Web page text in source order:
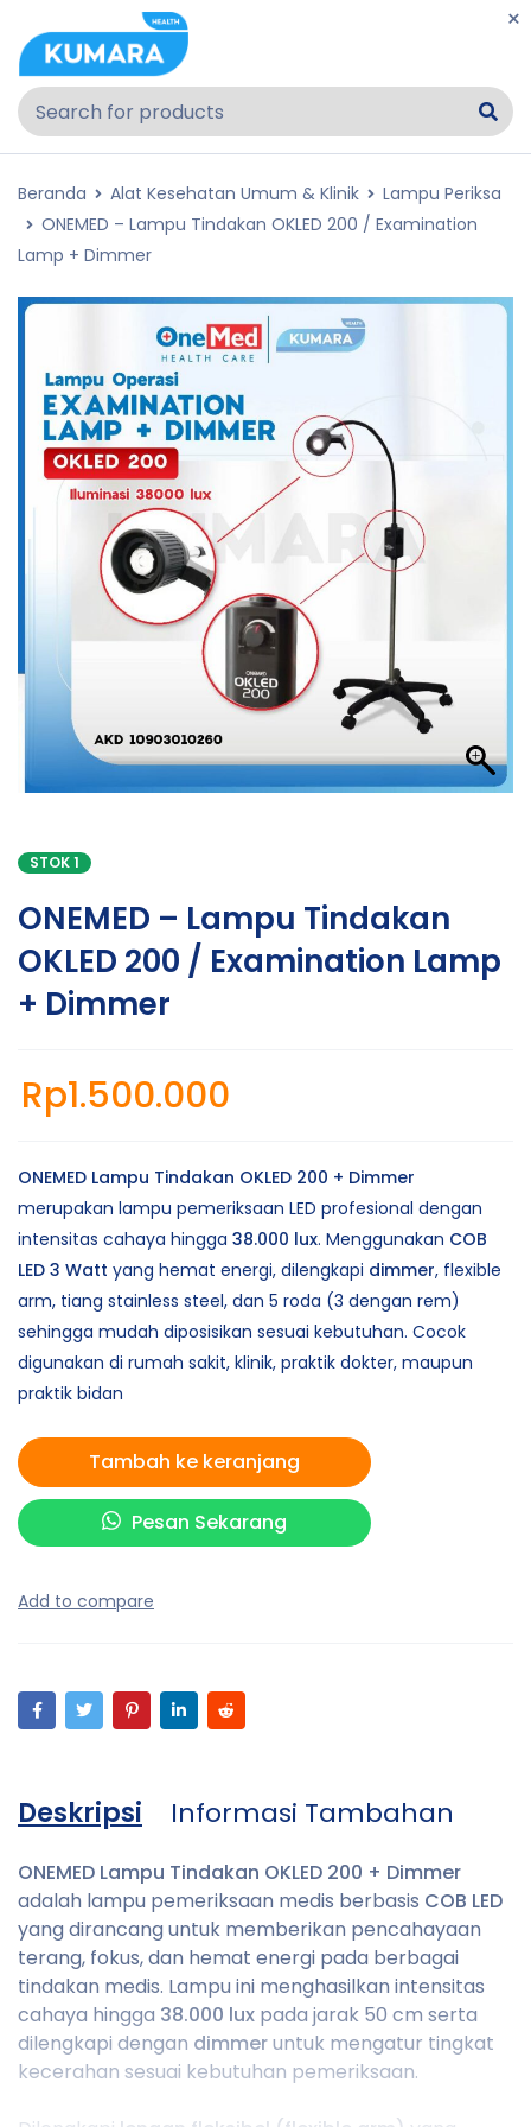
Beranda Alat Kesehatan Umum & Klinik
Lampu Periksa
ONEMED – Lampu Tindakan OKLED 200 / Examination
Lamp + Dimmer
STOK 1
ONEMED – Lampu Tindakan
OKLED 200 / Examination Lamp
+ Dimmer
Rp1.500.000
ONEMED Lampu Tindakan OKLED 200 + Dimmer
merupakan lampu pemeriksaan LED profesional dengan
intensitas cahaya hingga 38.000 lux. Menggunakan COB
LED 3 Watt yang hemat energi, dilengkapi dimmer, flexible
arm, tiang stainless steel, dan 5 roda (3 dengan rem)
sehingga mudah diposisikan sesuai kebutuhan. Cocok
digunakan di rumah sakit, klinik, praktik dokter, maupun
praktik bidan
Tambah ke keranjang
Pesan Sekarang
Deskripsi Informasi Tambahan
ONEMED Lampu Tindakan OKLED 200 + Dimmer
adalah lampu pemeriksaan medis berbasis COB LED
yang dirancang untuk memberikan pencahayaan
terang, fokus, dan hemat energi pada berbagai
tindakan medis. Lampu ini menghasilkan intensitas
cahaya hingga 38.000 lux pada jarak 50 cm serta
dilengkapi dengan dimmeruntuk mengatur tingkat
kecerahan sesuai kebutuhan pemeriksaan.